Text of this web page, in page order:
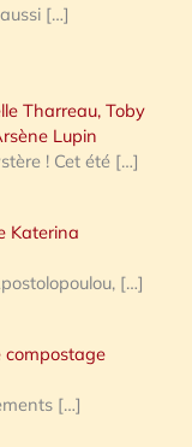
[…]
Tharreau, Toby
Lupin
! Cet été […]
Katerina
[…]
compostage
[…]